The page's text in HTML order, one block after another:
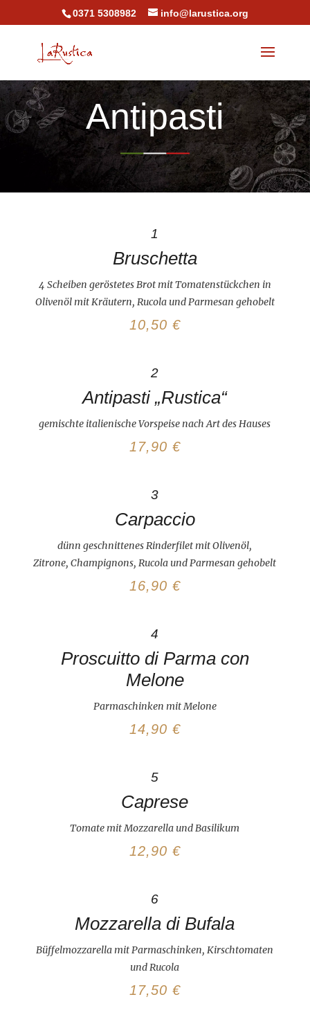
0371 5308982 info@larustica.org
Antipasti
1
Bruschetta
4 Scheiben geröstetes Brot mit Tomatenstückchen in
Olivenöl mit Kräutern, Rucola und Parmesan gehobelt
10,50 €
2
Antipasti „Rustica“
gemischte italienische Vorspeise nach Art des Hauses
17,90 €
3
Carpaccio
dünn geschnittenes Rinderfilet mit Olivenöl,
Zitrone, Champignons, Rucola und Parmesan gehobelt
16,90 €
4
Proscuitto di Parma con
Melone
Parmaschinken mit Melone
14,90 €
5
Caprese
Tomate mit Mozzarella und Basilikum
12,90 €
6
Mozzarella di Bufala
Büffelmozzarella mit Parmaschinken, Kirschtomaten
und Rucola
17,50 €